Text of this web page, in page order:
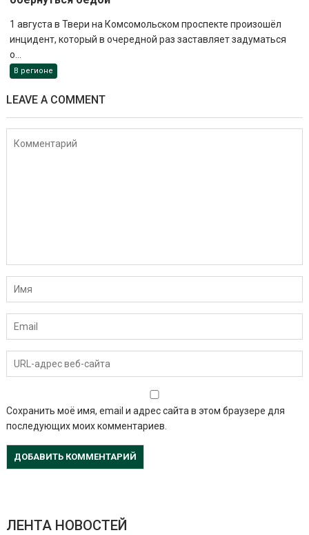
1 августа в Твери на Комсомольском проспекте произошёл
инцидент, который в очередной раз заставляет задуматься
о...
В регионе
LEAVE A COMMENT
Сохранить моё имя, email и адрес сайта в этом браузере для
последующих моих комментариев.
ЛЕНТА НОВОСТЕЙ